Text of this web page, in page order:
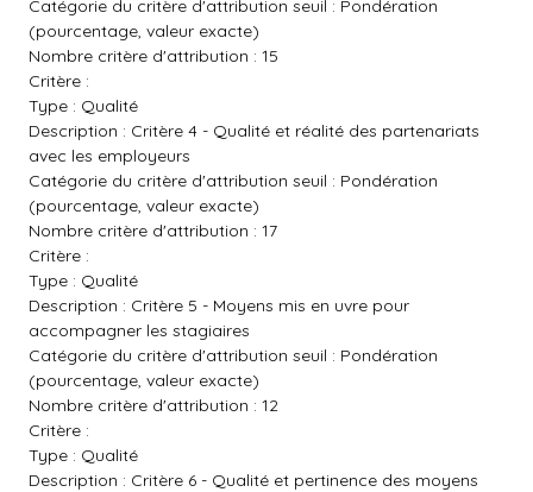
Catégorie du critère d'attribution seuil : Pondération
(pourcentage, valeur exacte)
Nombre critère d'attribution : 15
Critère :
Type : Qualité
Description : Critère 4 - Qualité et réalité des partenariats
avec les employeurs
Catégorie du critère d'attribution seuil : Pondération
(pourcentage, valeur exacte)
Nombre critère d'attribution : 17
Critère :
Type : Qualité
Description : Critère 5 - Moyens mis en uvre pour
accompagner les stagiaires
Catégorie du critère d'attribution seuil : Pondération
(pourcentage, valeur exacte)
Nombre critère d'attribution : 12
Critère :
Type : Qualité
Description : Critère 6 - Qualité et pertinence des moyens